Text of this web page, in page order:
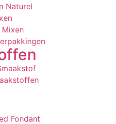
Naturel
Fondant